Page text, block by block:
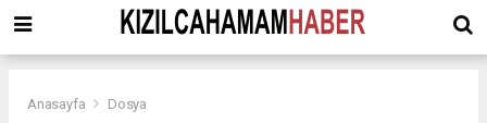
Anasayfa Dosya